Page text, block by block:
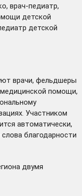
врач-педиатр,
детской
детской
врачи, фельдшеры
помощи,
Участником
автоматически,
благодарности
двумя